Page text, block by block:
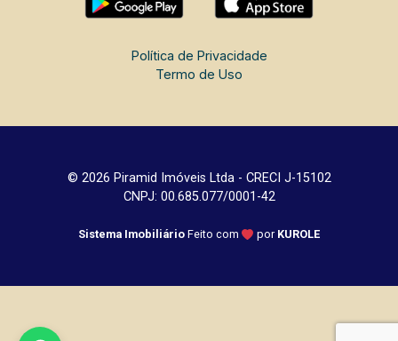
Política de Privacidade
Termo de Uso
© 2026 Piramid Imóveis Ltda - CRECI J-15102
CNPJ: 00.685.077/0001-42
Sistema Imobiliário Feito com por KUROLE